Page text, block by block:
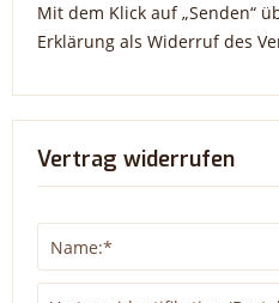
Mit dem Klick auf „Senden“
Erklärung als Widerruf des
Vertrag widerrufen